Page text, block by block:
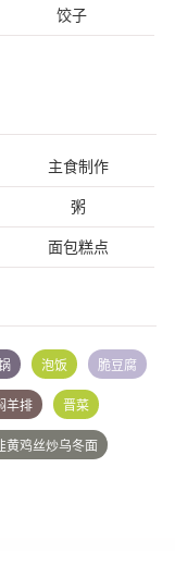
饺子
主食制作
粥
面包糕点
泡饭 脆豆腐
羊排 晋菜
黄鸡丝炒乌冬面